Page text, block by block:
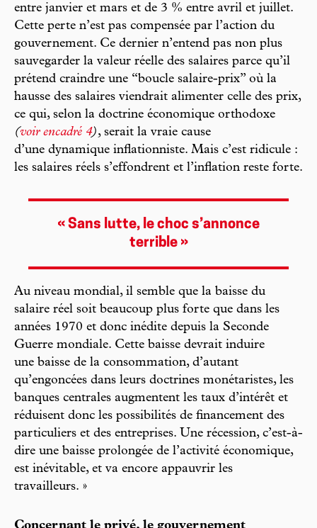
entre janvier et mars et de 3 % entre avril et juillet.
Cette perte n’est pas compensée par l’action du
gouvernement. Ce dernier n’entend pas non plus
sauvegarder la valeur réelle des salaires parce qu’il
prétend craindre une “boucle salaire-prix” où la
hausse des salaires viendrait alimenter celle des prix,
ce qui, selon la doctrine économique orthodoxe
(voir encadré 4), serait la vraie cause
d’une dynamique inflationniste. Mais c’est ridicule :
les salaires réels s’effondrent et l’inflation reste forte.
« Sans lutte, le choc s’annonce
terrible »
Au niveau mondial, il semble que la baisse du
salaire réel soit beaucoup plus forte que dans les
années 1970 et donc inédite depuis la Seconde
Guerre mondiale. Cette baisse devrait induire
une baisse de la consommation, d’autant
qu’engoncées dans leurs doctrines monétaristes, les
banques centrales augmentent les taux d’intérêt et
réduisent donc les possibilités de financement des
particuliers et des entreprises. Une récession, c’est-à-
dire une baisse prolongée de l’activité économique,
est inévitable, et va encore appauvrir les
travailleurs. »